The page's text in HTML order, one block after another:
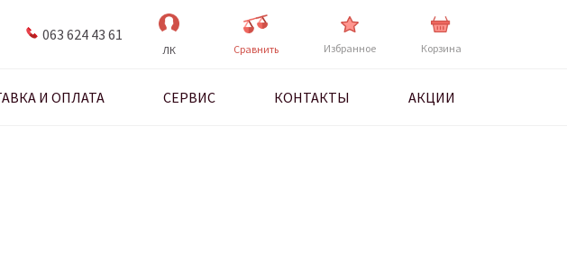
063 624 43 61
ЛК Cравнить Избранное Корзина
И ОПЛАТА СЕРВИС КОНТАКТЫ АКЦИИ